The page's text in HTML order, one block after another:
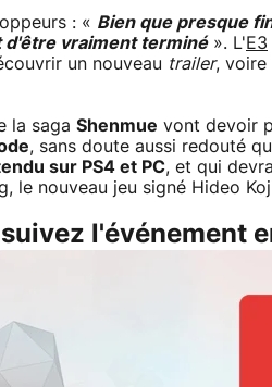
: « Bien que presque
d'être vraiment terminé». L'E3
un nouveau trailer, voire
la saga Shenmue vont devoir
, sans doute aussi redouté
sur PS4 et PC, et qui
, le nouveau jeu signé Hideo
suivez l'événement